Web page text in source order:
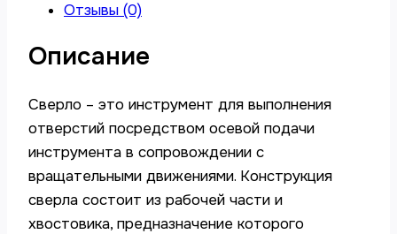
Отзывы (0)
Описание
Сверло – это инструмент для выполнения
отверстий посредством осевой подачи
инструмента в сопровождении с
вращательными движениями. Конструкция
сверла состоит из рабочей части и
хвостовика, предназначение которого